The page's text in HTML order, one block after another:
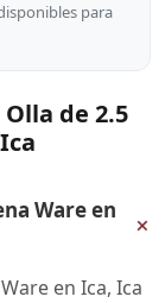
para
de 2.5
Ware en
+
en Ica, Ica